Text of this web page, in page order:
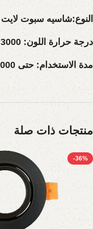
النوع:شاسيه سبوت لايت
درجة حرارة اللون: 3000 كلفن
مدة الاستخدام: حتى 25000 ساعة
منتجات ذات صلة
-36%